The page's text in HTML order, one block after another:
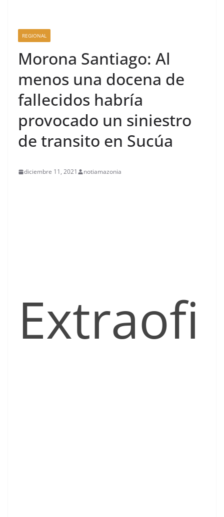
REGIONAL
Morona Santiago: Al
menos una docena de
fallecidos habría
provocado un siniestro
de transito en Sucúa
diciembre 11, 2021 notiamazonia
Extraofi